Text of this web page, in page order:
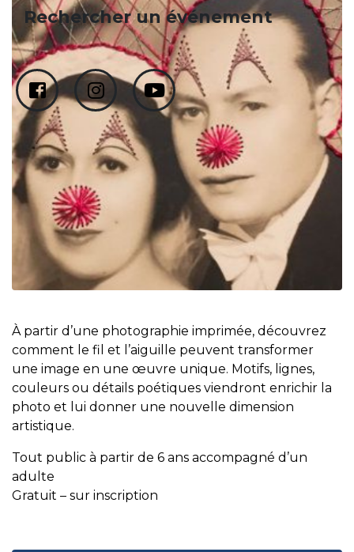
Rechercher un événement
À partir d’une photographie imprimée, découvrez
comment le fil et l’aiguille peuvent transformer
une image en une œuvre unique. Motifs, lignes,
couleurs ou détails poétiques viendront enrichir la
photo et lui donner une nouvelle dimension
artistique.
Tout public à partir de 6 ans accompagné d’un
adulte
Gratuit – sur inscription